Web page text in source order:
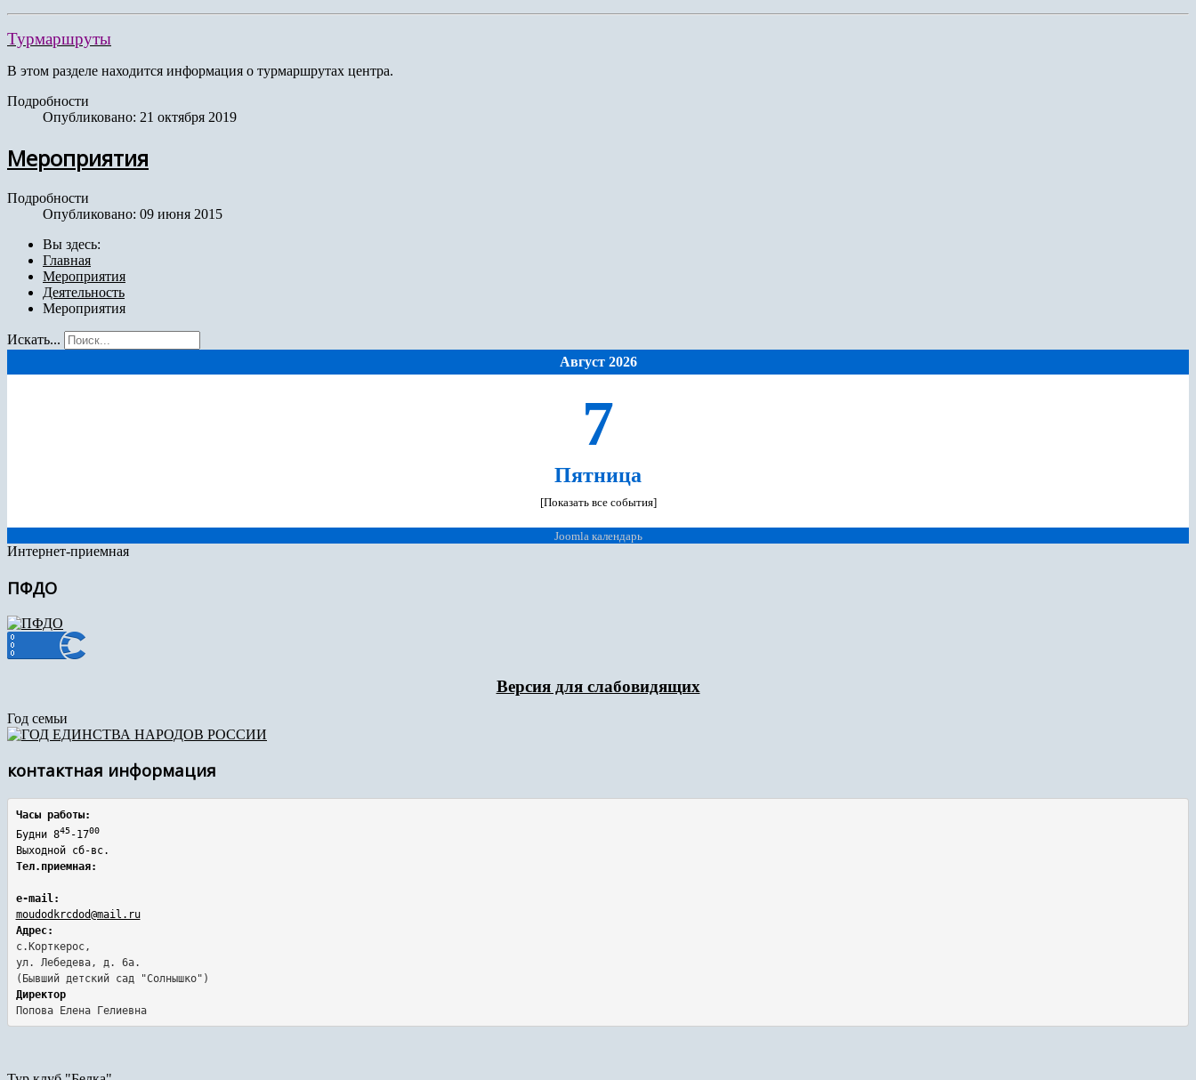
Турмаршруты
В этом разделе находится информация о турмаршрутах центра.
Подробности
Опубликовано: 21 октября 2019
Мероприятия
Подробности
Опубликовано: 09 июня 2015
Вы здесь:
Главная
Мероприятия
Деятельность
Мероприятия
Искать...
Август 2026
7
Пятница
[Показать все события]
Joomla календарь
Интернет-приемная
ПФДО
Версия для слабовидящих
Год семьи
контактная информация
Часы работы:
Будни 845-1700
Выходной сб-вс.
Тел.приемная:
e-mail:
moudodkrcdod@mail.ru
Адрес:
с.Корткерос,
ул. Лебедева, д. 6а.
Директор
Попова Елена Гелиевна